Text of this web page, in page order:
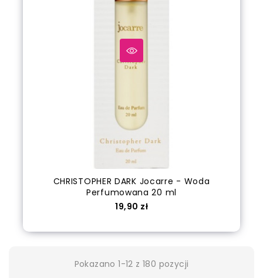
CHRISTOPHER DARK Jocarre - Woda
Perfumowana 20 ml
Cena
19,90 zł
Pokazano 1-12 z 180 pozycji